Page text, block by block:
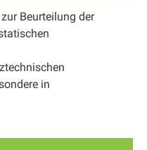
Beurteilung der
in